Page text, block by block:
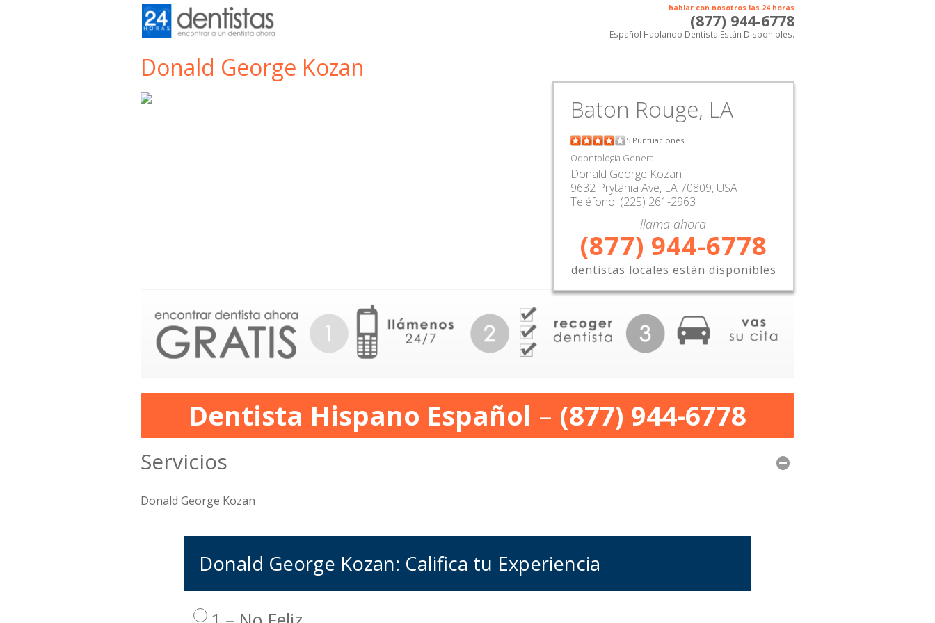
hablar con nosotros las 24 horas
(877) 944-6778
Español Hablando Dentista Están Disponibles.
Donald George Kozan
Baton Rouge, LA
5 Puntuaciones
Odontología General
Donald George Kozan
9632 Prytania Ave, LA70809, USA
Teléfono: (225) 261-2963
llama ahora
(877) 944-6778
dentistas locales están disponibles
Dentista Hispano Español – (877) 944-6778
Servicios
Donald George Kozan
Donald George Kozan: Califica tu Experiencia